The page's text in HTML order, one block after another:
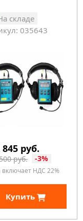
складе
035643
845 руб.
руб. -3%
включает НДС 22%
Купить